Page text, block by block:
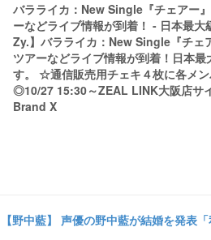
バラライカ：New Single『チェアー
ーなどライブ情報が到着！ - 日本最
Zy.】バラライカ：New Single『チェ
ツアーなどライブ情報が到着！日本
す。 ☆通信販売用チェキ４枚に各メ
◎10/27 15:30～ZEAL LINK大阪店サ
Brand X
【野中藍】 声優の野中藍が結婚を発表